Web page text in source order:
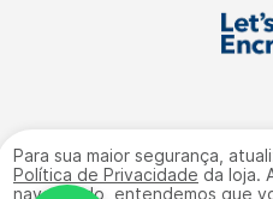
Para sua maior segurança,
Política de Privacidade da loja.
navegando, entendemos que
Vale Automação Industrial LTDA
General Osório, 4584 - Galpão